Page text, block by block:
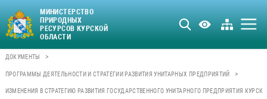
МИНИСТЕРСТВО
ПРИРОДНЫХ
РЕСУРСОВ КУРСКОЙ
ОБЛАСТИ
ДОКУМЕНТЫ >
ПРОГРАММЫ ДЕЯТЕЛЬНОСТИ И СТРАТЕГИИ РАЗВИТИЯ УНИТАРНЫХ ПРЕДПРИЯТИЙ >
ИЗМЕНЕНИЯ В СТРАТЕГИЮ РАЗВИТИЯ ГОСУДАРСТВЕННОГО УНИТАРНОГО ПРЕДПРИЯТИЯ